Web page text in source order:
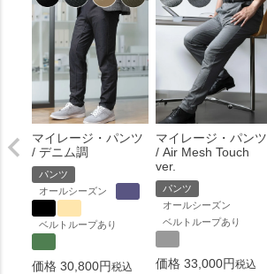
マイレージ・パンツ
/ デニム調
パンツ
オールシーズン
ベルトループあり
価格 30,800 税込
マイレージ・パンツ
/ Air Mesh Touch
ver.
パンツ
オールシーズン
ベルトループあり
価格 33,000 税込